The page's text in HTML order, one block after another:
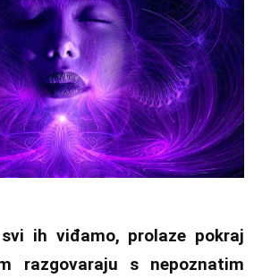
ih viđamo, prolaze pokraj
razgovaraju s nepoznatim